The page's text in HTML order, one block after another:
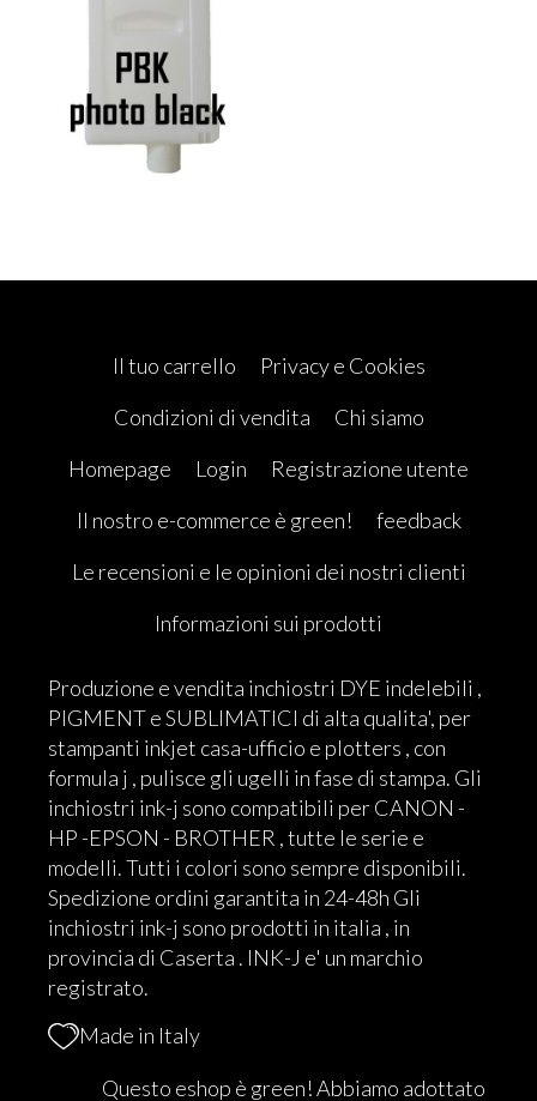
Il tuo carrello
Privacy e Cookies
Condizioni di vendita
Chi siamo
Homepage
Login
Registrazione utente
Il nostro e-commerce è green!
feedback
Le recensioni e le opinioni dei nostri clienti
Informazioni sui prodotti
Produzione e vendita inchiostri DYE indelebili ,
PIGMENT e SUBLIMATICI di alta qualita', per
stampanti inkjet casa-ufficio e plotters , con
formula j , pulisce gli ugelli in fase di stampa. Gli
inchiostri ink-j sono compatibili per CANON -
HP -EPSON - BROTHER , tutte le serie e
modelli. Tutti i colori sono sempre disponibili.
Spedizione ordini garantita in 24-48h Gli
inchiostri ink-j sono prodotti in italia , in
provincia di Caserta . INK-J e' un marchio
registrato.
Made in Italy
Questo eshop è green! Abbiamo adottato